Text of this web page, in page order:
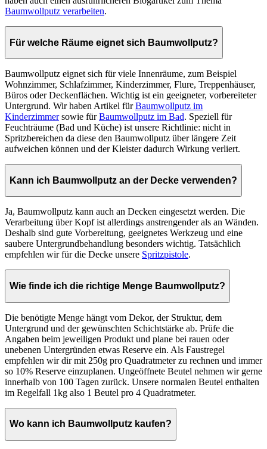
Baumwollputz verarbeiten.
Für welche Räume eignet sich Baumwollputz?
Baumwollputz eignet sich für viele Innenräume, zum Beispiel
Wohnzimmer, Schlafzimmer, Kinderzimmer, Flure, Treppenhäuser,
Büros oder Deckenflächen. Wichtig ist ein geeigneter, vorbereiteter
Untergrund. Wir haben Artikel fürBaumwollputz im
Kinderzimmersowie fürBaumwollputz im Bad. Speziell für
Feuchträume (Bad und Küche) ist unsere Richtlinie: nicht in
Spritzbereichen da diese den Baumwollputz über längere Zeit
aufweichen können und der Kleister dadurch Wirkung verliert.
Kann ich Baumwollputz an der Decke verwenden?
Ja, Baumwollputz kann auch an Decken eingesetzt werden. Die
Verarbeitung über Kopf ist allerdings anstrengender als an Wänden.
Deshalb sind gute Vorbereitung, geeignetes Werkzeug und eine
saubere Untergrundbehandlung besonders wichtig. Tatsächlich
empfehlen wir für die Decke unsere Spritzpistole.
Wie finde ich die richtige Menge Baumwollputz?
Die benötigte Menge hängt vom Dekor, der Struktur, dem
Untergrund und der gewünschten Schichtstärke ab. Prüfe die
Angaben beim jeweiligen Produkt und plane bei rauen oder
unebenen Untergründen etwas Reserve ein. Als Faustregel
empfehlen wir dir mit 250g pro Quadratmeter zu rechnen und immer
so 10% Reserve einzuplanen. Ungeöffnete Beutel nehmen wir gerne
innerhalb von 100 Tagen zurück. Unsere normalen Beutel enthalten
im Regelfall 1kg also 1 Beutel pro 4 Quadratmeter.
Wo kann ich Baumwollputz kaufen?